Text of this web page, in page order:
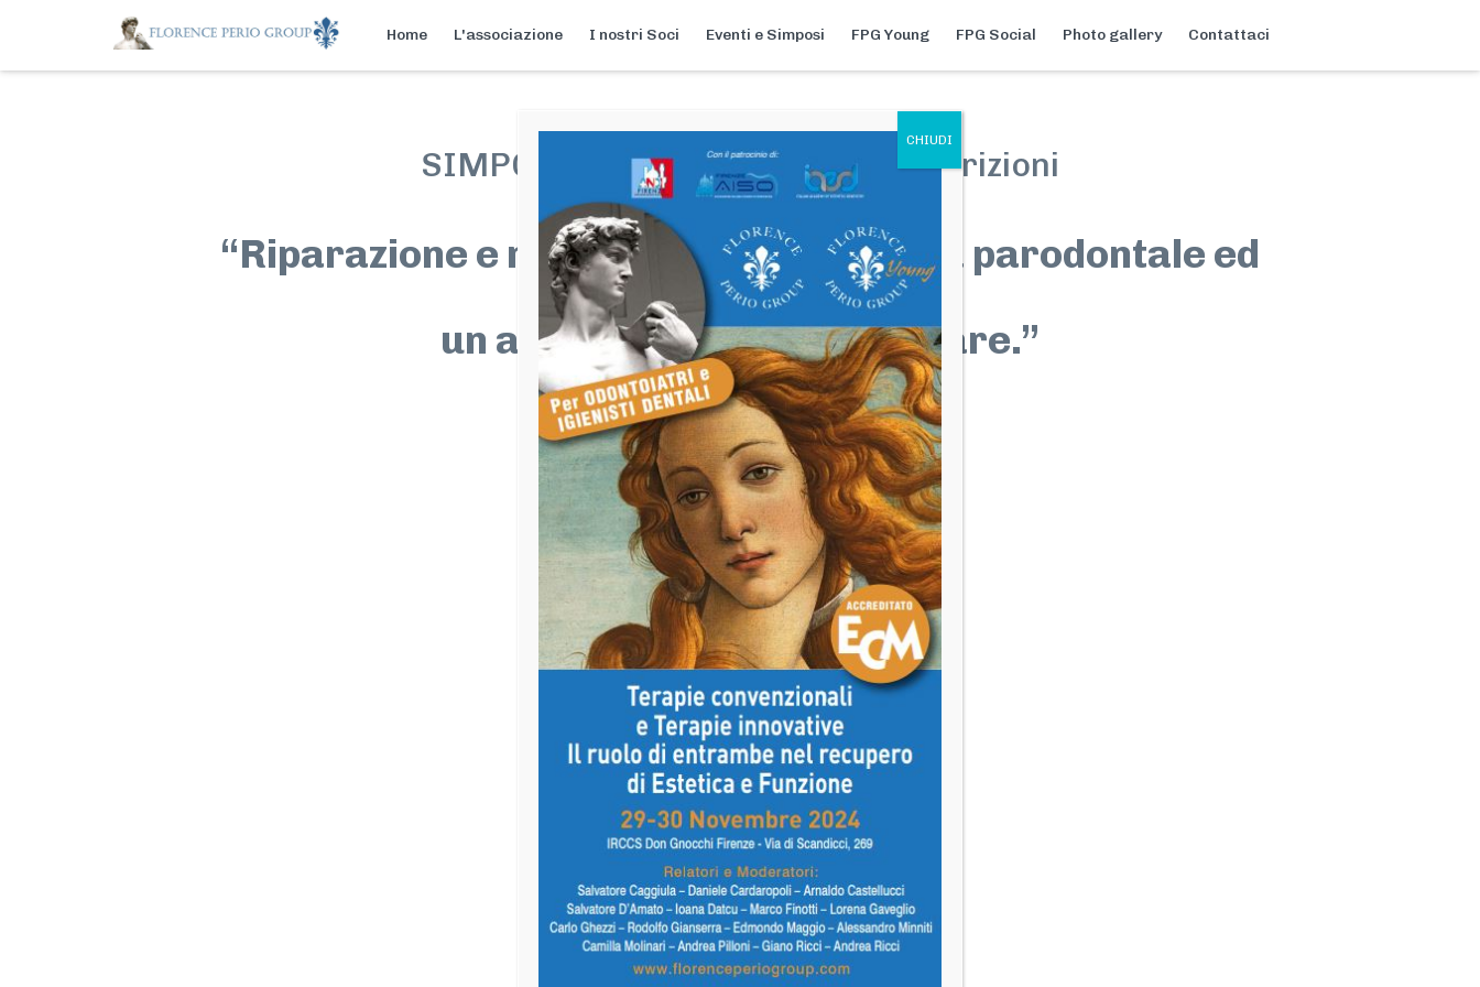
Home L'associazione I nostri Soci Eventi e Simposi FPG Young FPG Social Photo gallery Contattaci
SIMPOSIO AUTUNNALE 2018 - Iscrizioni
22 - 24 Novembre 2018
“Riparazione e rigenerazione in terapia parodontale ed
implantare:
un approccio interdisciplinare.”
Firenze
Per potersi iscrive al Simposio contattare :
Alessandra Guzzo
Meeting Planner
NICO S.r.l.
Tel: +39 06 48906436 - 42012177
Fax: +39 06 4821566
Mobile: +39 346 0175854
Email:meeting@nicocongressi.it
Sede di Roma: Via Aurora, n° 39 - 00187 Roma
Programma PDF